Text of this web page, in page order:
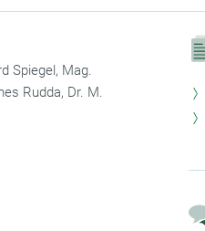
Spiegel, Mag.
Rudda, Dr. M.